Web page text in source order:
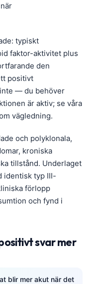
typiskt
faktor-aktivitet plus
den
positivt
— du behöver
är aktiv; se våra
vägledning.
och polyklonala,
kroniska
tillstånd. Underlaget
identisk typ III-
förlopp
och fynd i
svar mer
blir mer akut när det